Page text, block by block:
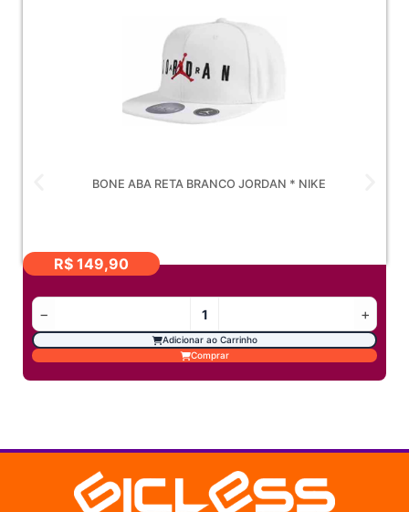
BONE ABA RETA BRANCO JORDAN * NIKE
R$ 149,90
− +
Adicionar ao Carrinho
Comprar